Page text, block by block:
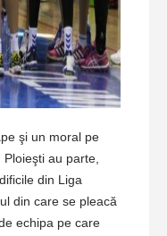
şi un moral pe
au parte,
din Liga
din care se pleacă
echipa pe care